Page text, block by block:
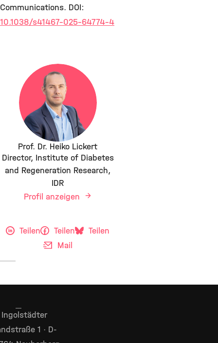
Communications. DOI:
10.1038/s41467-025-64774-4
Prof. Dr. Heiko Lickert
Director, Institute of Diabetes
and Regeneration Research,
IDR
Profil anzeigen
Teilen Teilen
Teilen
Mail
Ingolstädter
1 · D-